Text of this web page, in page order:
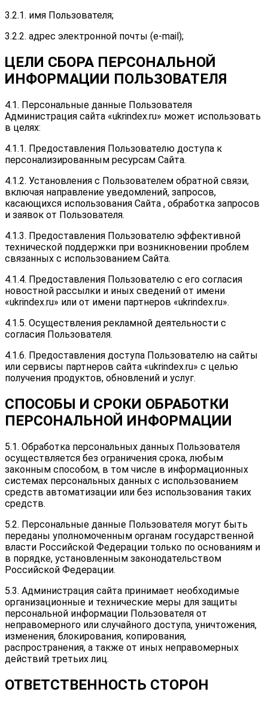
3.2.1. имя Пользователя;
3.2.2. адрес электронной почты (e-mail);
ЦЕЛИ СБОРА ПЕРСОНАЛЬНОЙ
ИНФОРМАЦИИ ПОЛЬЗОВАТЕЛЯ
4.1. Персональные данные Пользователя
Администрация сайта «ukrindex.ru» может использовать
в целях:
4.1.1. Предоставления Пользователю доступа к
персонализированным ресурсам Сайта.
4.1.2. Установления с Пользователем обратной связи,
включая направление уведомлений, запросов,
касающихся использования Сайта , обработка запросов
и заявок от Пользователя.
4.1.3. Предоставления Пользователю эффективной
технической поддержки при возникновении проблем
связанных с использованием Сайта.
4.1.4. Предоставления Пользователю с его согласия
новостной рассылки и иных сведений от имени
«ukrindex.ru» или от имени партнеров «ukrindex.ru».
4.1.5. Осуществления рекламной деятельности с
согласия Пользователя.
4.1.6. Предоставления доступа Пользователю на сайты
или сервисы партнеров сайта «ukrindex.ru» с целью
получения продуктов, обновлений и услуг.
СПОСОБЫ И СРОКИ ОБРАБОТКИ
ПЕРСОНАЛЬНОЙ ИНФОРМАЦИИ
5.1. Обработка персональных данных Пользователя
осуществляется без ограничения срока, любым
законным способом, в том числе в информационных
системах персональных данных с использованием
средств автоматизации или без использования таких
средств.
5.2. Персональные данные Пользователя могут быть
переданы уполномоченным органам государственной
власти Российской Федерации только по основаниям и
в порядке, установленным законодательством
Российской Федерации.
5.3. Администрация сайта принимает необходимые
организационные и технические меры для защиты
персональной информации Пользователя от
неправомерного или случайного доступа, уничтожения,
изменения, блокирования, копирования,
распространения, а также от иных неправомерных
действий третьих лиц.
ОТВЕТСТВЕННОСТЬ СТОРОН